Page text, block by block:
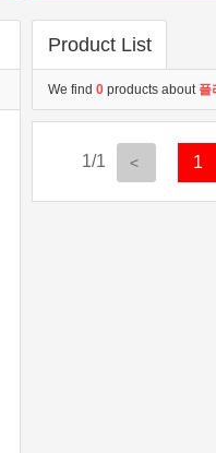
Product List
We find 0 products about 플
1/1 1